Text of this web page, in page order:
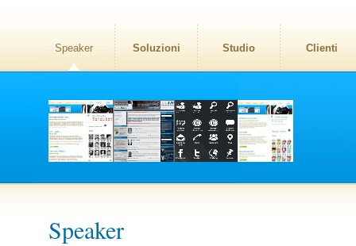
Speaker Soluzioni Studio Clienti
Speaker